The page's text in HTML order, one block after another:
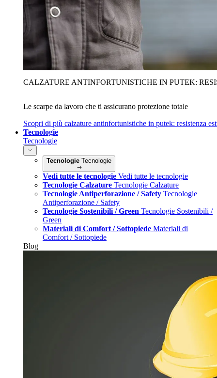
CALZATURE ANTINFORTUNISTICHE IN PUTEK:
Le scarpe da lavoro che ti assicurano protezione totale
Scopri di più calzature antinfortunistiche in putek: resistenza
Tecnologie
Tecnologie
Tecnologie Tecnologie
Vedi tutte le tecnologie Vedi tutte le tecnologie
Tecnologie Calzature Tecnologie Calzature
Tecnologie Antiperforazione / Safety Tecnologie
Antiperforazione / Safety
Tecnologie Sostenibili / Green Tecnologie Sostenibili /
Green
Materiali di Comfort / Sottopiede Materiali di
Comfort / Sottopiede
Blog